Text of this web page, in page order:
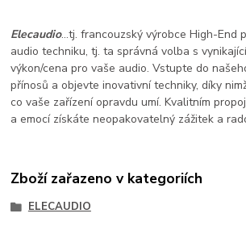
Elecaudio...tj. francouzský výrobce High-End
audio techniku, tj. ta správná volba s
výkon/cena pro vaše audio. Vstupte do
přínosů a objevte inovativní techniky, díky
co vaše zařízení opravdu umí. Kvalitním
a emocí získáte neopakovatelný zážitek a
Zboží zařazeno v kategoriích
ELECAUDIO